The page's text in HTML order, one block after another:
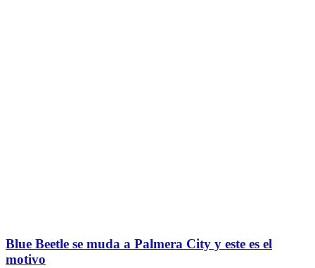
Blue Beetle se muda a Palmera City y este es el
motivo